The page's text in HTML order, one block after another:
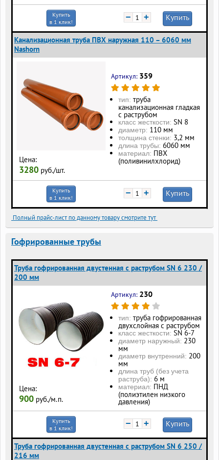
Купить
в 1 клик!
− + Купить
Канализационная труба ПВХ наружная 110 – 6060 мм
Nashorn
Цена:
3280 руб./шт.
Артикул: 359
тип: труба
канализационная гладкая
с раструбом
класс жесткости: SN 8
диаметр: 110 мм
толщина стенки: 3,2 мм
длина трубы: 6060 мм
материал: ПВХ
(поливинилхлорид)
Купить
в 1 клик!
− + Купить
Полный прайс-лист по данному товару смотрите тут
Гофрированные трубы
Труба гофрированная двустенная с раструбом SN 6 230 /
200 мм
Цена:
900 руб./м.п.
Артикул: 230
тип: труба гофрированная
двухслойная с раструбом
класс жесткости: SN 6-7
диаметр наружный: 230
мм
диаметр внутренний: 200
мм
длина труб (без учета
раструба): 6 м
материал: ПНД
(полиэтилен низкого
давления)
Купить
в 1 клик!
− + Купить
Труба гофрированная двустенная с раструбом SN 6 250 /
216 мм